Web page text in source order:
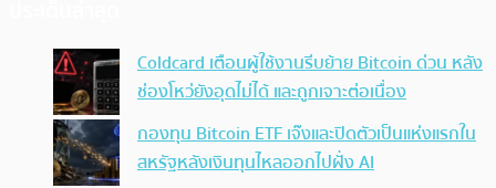
Coldcard เตือนผู้ใช้งานรีบย้าย Bitcoin ด่วน หลัง
ช่องโหว่ยังอุดไม่ได้ และถูกเจาะต่อเนื่อง
กองทุน Bitcoin ETF เจ๊งและปิดตัวเป็นแห่งแรกใน
สหรัฐหลังเงินทุนไหลออกไปฝั่ง AI